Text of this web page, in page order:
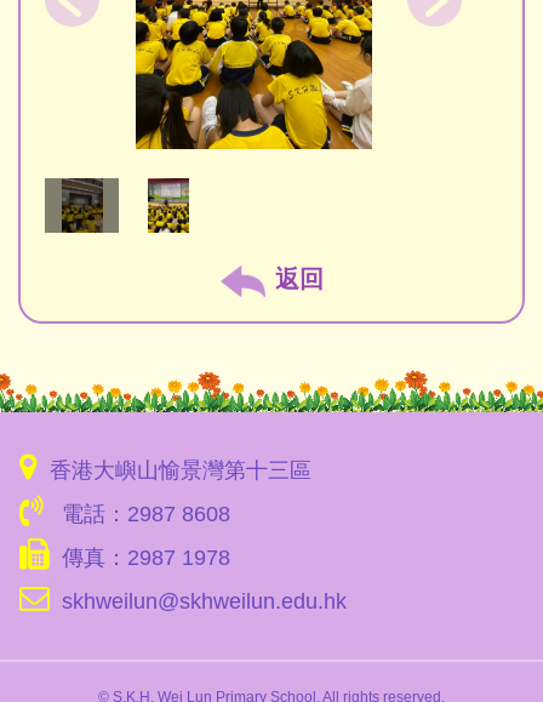
返回
香港大嶼山愉景灣第十三區
電話：2987 8608
傳真：2987 1978
skhweilun@skhweilun.edu.hk
© S.K.H. Wei Lun Primary School. All rights reserved.